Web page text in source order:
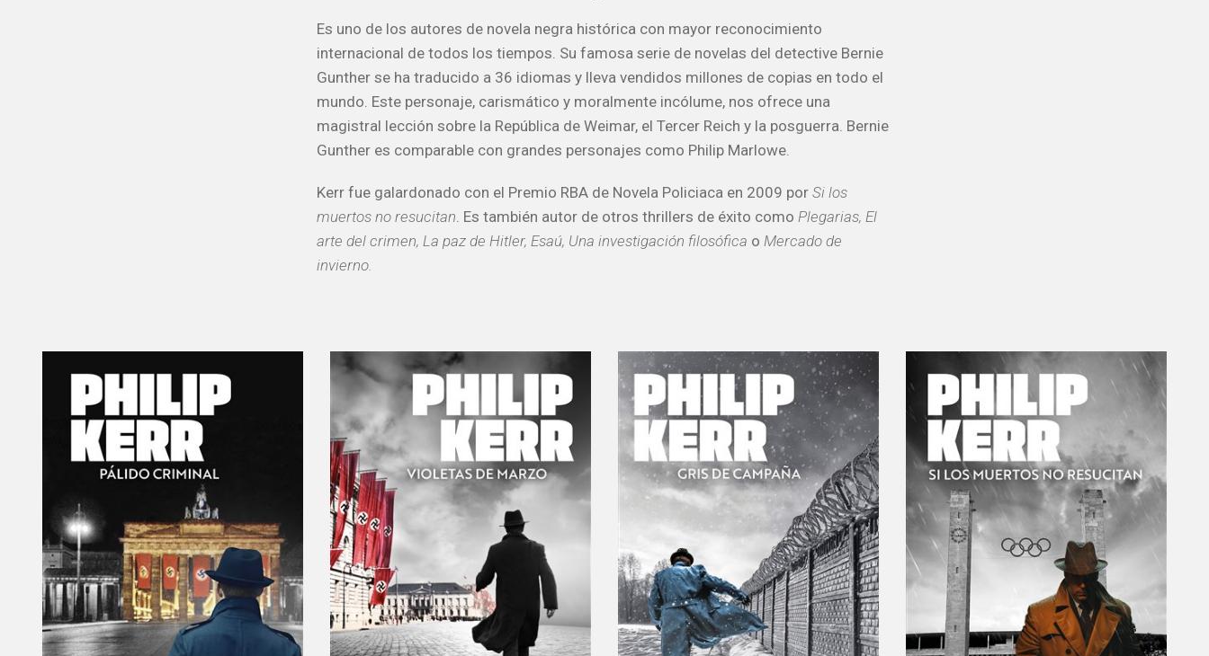
Es uno de los autores de novela negra histórica con mayor reconocimiento
internacional de todos los tiempos. Su famosa serie de novelas del detective Bernie
Gunther se ha traducido a 36 idiomas y lleva vendidos millones de copias en todo el
mundo. Este personaje, carismático y moralmente incólume, nos ofrece una
magistral lección sobre la República de Weimar, el Tercer Reich y la posguerra. Bernie
Gunther es comparable con grandes personajes como Philip Marlowe.
Kerr fue galardonado con el Premio RBA de Novela Policiaca en 2009 por Si los
muertos no resucitan. Es también autor de otros thrillers de éxito como Plegarias, El
arte del crimen, La paz de Hitler, Esaú, Una investigación filosófica o Mercado de
invierno.